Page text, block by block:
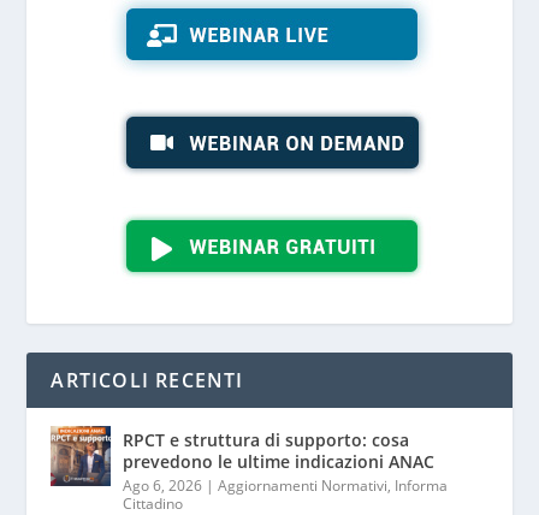
ARTICOLI RECENTI
RPCT e struttura di supporto: cosa
prevedono le ultime indicazioni ANAC
Ago 6, 2026 |Aggiornamenti Normativi, Informa
Cittadino